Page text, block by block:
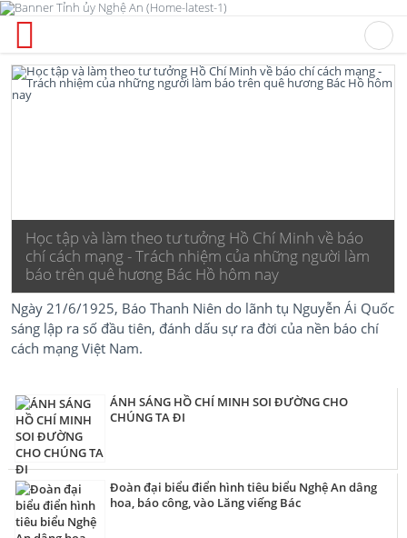
Học tập và làm theo tư tưởng Hồ Chí Minh về báo
chí cách mạng - Trách nhiệm của những người làm
báo trên quê hương Bác Hồ hôm nay
Ngày 21/6/1925, Báo Thanh Niên do lãnh tụ Nguyễn Ái Quốc
sáng lập ra số đầu tiên, đánh dấu sự ra đời của nền báo chí
cách mạng Việt Nam.
ÁNH SÁNG HỒ CHÍ MINH SOI ĐƯỜNG CHO
CHÚNG TA ĐI
Đoàn đại biểu điển hình tiêu biểu Nghệ An dâng
hoa, báo công, vào Lăng viếng Bác